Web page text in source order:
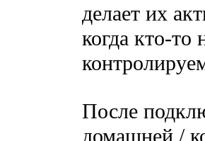
делает их
когда кто-то
После